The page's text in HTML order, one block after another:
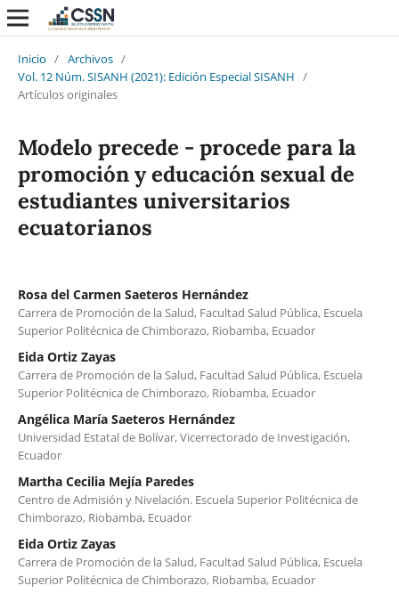
Inicio / Archivos /
Vol. 12 Núm. SISANH (2021): Edición Especial SISANH /
Artículos originales
Modelo precede - procede para la
promoción y educación sexual de
estudiantes universitarios
ecuatorianos
Rosa del Carmen Saeteros Hernández
Carrera de Promoción de la Salud, Facultad Salud Pública, Escuela
Superior Politécnica de Chimborazo, Riobamba, Ecuador
Eida Ortiz Zayas
Carrera de Promoción de la Salud, Facultad Salud Pública, Escuela
Superior Politécnica de Chimborazo, Riobamba, Ecuador
Angélica María Saeteros Hernández
Universidad Estatal de Bolívar, Vicerrectorado de Investigación,
Ecuador
Martha Cecilia Mejía Paredes
Centro de Admisión y Nivelación. Escuela Superior Politécnica de
Chimborazo, Riobamba, Ecuador
Eida Ortiz Zayas
Carrera de Promoción de la Salud, Facultad Salud Pública, Escuela
Superior Politécnica de Chimborazo, Riobamba, Ecuador